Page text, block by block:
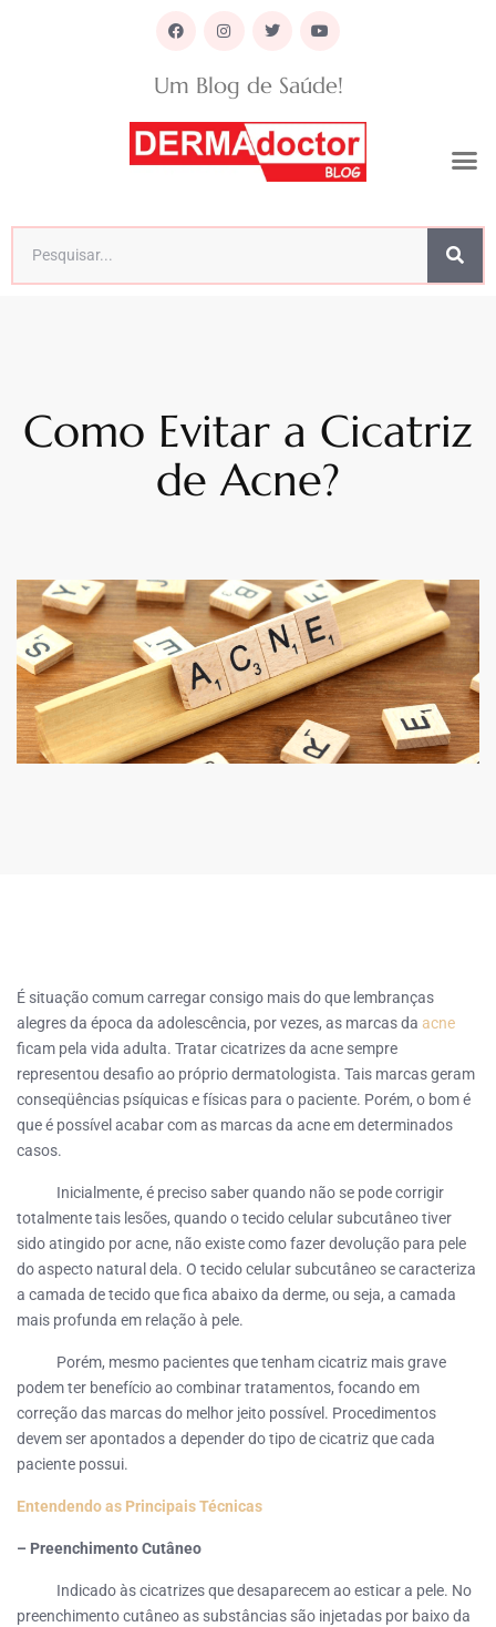
Um Blog de Saúde!
Como Evitar a Cicatriz
de Acne?
É situação comum carregar consigo mais do que lembranças
alegres da época da adolescência, por vezes, as marcas da acne
ficam pela vida adulta. Tratar cicatrizes da acne sempre
representou desafio ao próprio dermatologista. Tais marcas geram
conseqüências psíquicas e físicas para o paciente. Porém, o bom é
que é possível acabar com as marcas da acne em determinados
casos.
Inicialmente, é preciso saber quando não se pode corrigir
totalmente tais lesões, quando o tecido celular subcutâneo tiver
sido atingido por acne, não existe como fazer devolução para pele
do aspecto natural dela. O tecido celular subcutâneo se caracteriza
a camada de tecido que fica abaixo da derme, ou seja, a camada
mais profunda em relação à pele.
Porém, mesmo pacientes que tenham cicatriz mais grave
podem ter benefício ao combinar tratamentos, focando em
correção das marcas do melhor jeito possível. Procedimentos
devem ser apontados a depender do tipo de cicatriz que cada
paciente possui.
Entendendo as Principais Técnicas
– Preenchimento Cutâneo
Indicado às cicatrizes que desaparecem ao esticar a pele. No
preenchimento cutâneo as substâncias são injetadas por baixo da